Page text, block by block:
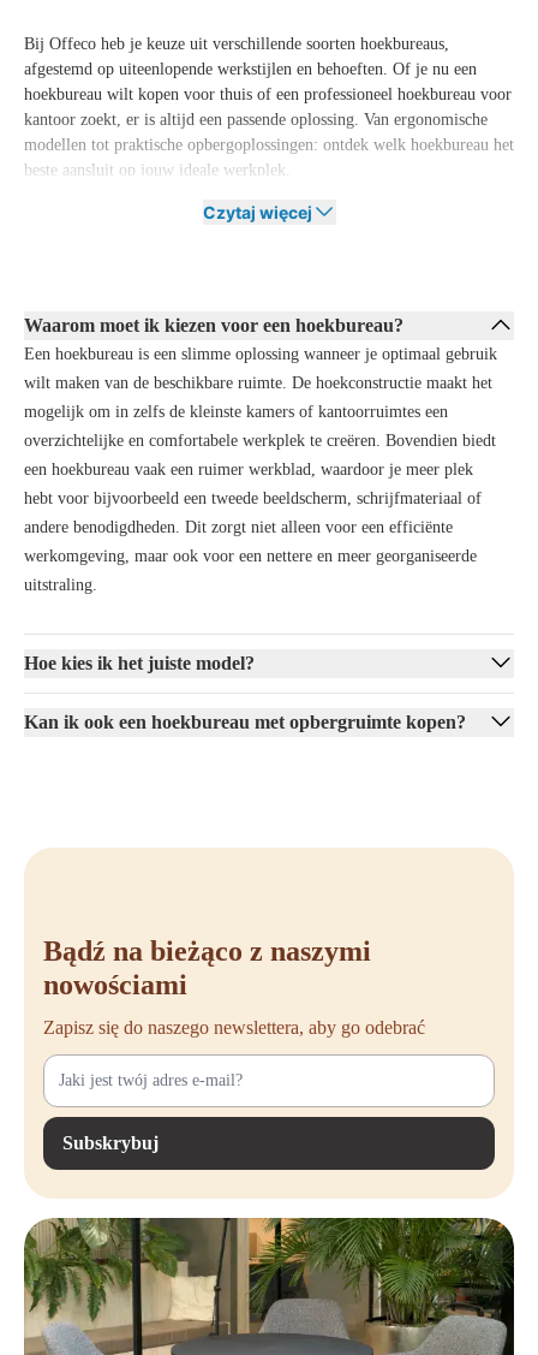
Bij Offeco heb je keuze uit verschillende soorten hoekbureaus,
afgestemd op uiteenlopende werkstijlen en behoeften. Of je nu een
hoekbureau wilt kopen voor thuis of een professioneel hoekbureau voor
kantoor zoekt, er is altijd een passende oplossing. Van ergonomische
modellen tot praktische opbergoplossingen: ontdek welk hoekbureau het
beste aansluit op jouw ideale werkplek.
Zit-sta-hoekbureau
tussen
zittend en staand werken
, wat bijdraagt aan een betere houding
voor extra werkruimte, ideaal voor meerdere schermen, documenten of
accessoires.
Hoekbureau met lades
Wil je een hoekbureau kopen met extra opbergruimte? Dan is een
documenten en kantoorartikelen direct binnen handbereik, waardoor je
werkplek netjes en georganiseerd blijft. Dit type bureau hoek is perfect
voor wie efficiënt en overzichtelijk wil werken.
Tweedehands hoekbureau
Een tweedehands hoekbureau kopen is een duurzame én
budgetvriendelijke optie. Door te kiezen voor een refurbished bureau,
Directie hoekbureau
is een directie hoekbureau de juiste keuze. Deze bureaus hebben een
luxueuze afwerking en zijn vaak ruimer van formaat, zodat je
voldoende ruimte hebt om te werken en gasten te ontvangen. Dit maakt
leidinggevenden of iedereen die waarde hecht aan een representatieve
werkomgeving.
Voordelen van een hoekbureau
Een hoekbureau combineert slim design met optimaal gebruiksgemak
en is daardoor ideaal voor iedere werkplek. Of je nu een hoekbureau
zoekt omdat je een professioneel kantoor inricht of thuis een efficiënte
werkplek wilt creëren, met het juiste bureau in de hoek haal je meer uit
je ruimte én je werkdag. Hieronder ontdek je de belangrijkste voordelen
van een hoekbureau:
Maximale benutting van de ruimte: een hoekbureau past perfect in
een hoek, waardoor je elke vierkante meter efficiënt gebruikt en geen
Czytaj więcej
Waarom moet ik kiezen voor een hoekbureau?
Een hoekbureau is een slimme oplossing wanneer je optimaal gebruik
wilt maken van de beschikbare ruimte. De hoekconstructie maakt het
mogelijk om in zelfs de kleinste kamers of kantoorruimtes een
overzichtelijke en comfortabele werkplek te creëren. Bovendien biedt
een hoekbureau vaak een ruimer werkblad, waardoor je meer plek
hebt voor bijvoorbeeld een tweede beeldscherm, schrijfmateriaal of
andere benodigdheden. Dit zorgt niet alleen voor een efficiënte
werkomgeving, maar ook voor een nettere en meer georganiseerde
uitstraling.
Hoe kies ik het juiste model?
Kan ik ook een hoekbureau met opbergruimte kopen?
Bądź na bieżąco z naszymi
nowościami
Zapisz się do naszego newslettera, aby go odebrać
Subskrybuj